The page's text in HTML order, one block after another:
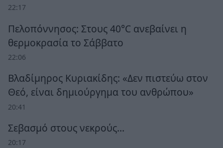
22:17
Πελοπόννησος: Στους 40°C ανεβαίνει η
θερμοκρασία το Σάββατο
22:06
Βλαδίμηρος Κυριακίδης: «Δεν πιστεύω στον
Θεό, είναι δημιούργημα του ανθρώπου»
20:41
Σεβασμό στους νεκρούς…
20:17